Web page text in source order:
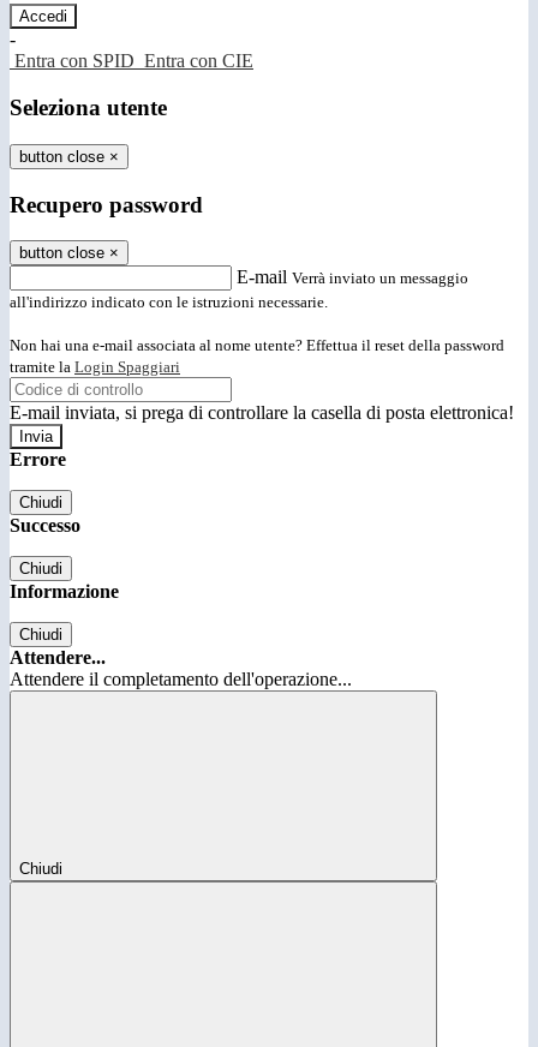
-
Entra con SPID Entra con CIE
Seleziona utente
button close ×
Recupero password
button close ×
E-mail Verrà inviato un messaggio
all'indirizzo indicato con le istruzioni necessarie.
Non hai una e-mail associata al nome utente? Effettua il reset della password
tramite la Login Spaggiari
E-mail inviata, si prega di controllare la casella di posta elettronica!
Errore
Chiudi
Successo
Chiudi
Informazione
Chiudi
Attendere...
Attendere il completamento dell'operazione...
Chiudi